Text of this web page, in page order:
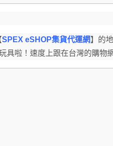
SPEX eSHOP集貨代運網】的
具啦！速度上跟在台灣的購物